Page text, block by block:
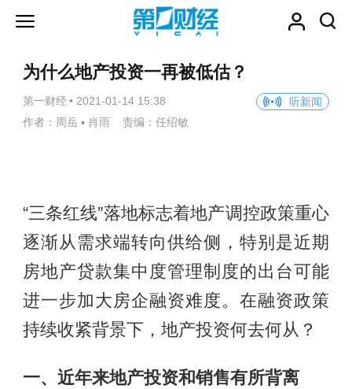
为什么地产投资一再被低估？
第一财经 • 2021-01-14 15:38
听新闻
作者：周岳 ▪ 肖雨 责编：任绍敏
“三条红线”落地标志着地产调控政策重心
逐渐从需求端转向供给侧，特别是近期
房地产贷款集中度管理制度的出台可能
进一步加大房企融资难度。在融资政策
持续收紧背景下，地产投资何去何从？
一、近年来地产投资和销售有所背离